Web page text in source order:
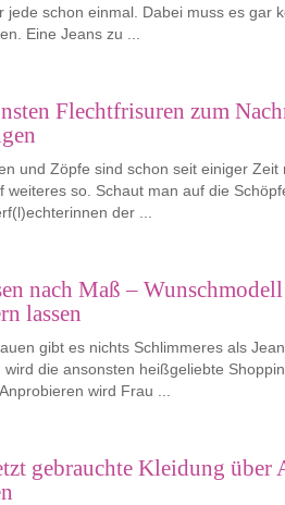
jede schon einmal. Dabei muss es gar
Eine Jeans zu ...
Flechtfrisuren zum
und Zöpfe sind schon seit einiger
weiteres so. Schaut man auf die
der ...
nach Maß –
lassen
gibt es nichts Schlimmeres als
wird die ansonsten heißgeliebte
wird Frau ...
gebrauchte Kleidung über